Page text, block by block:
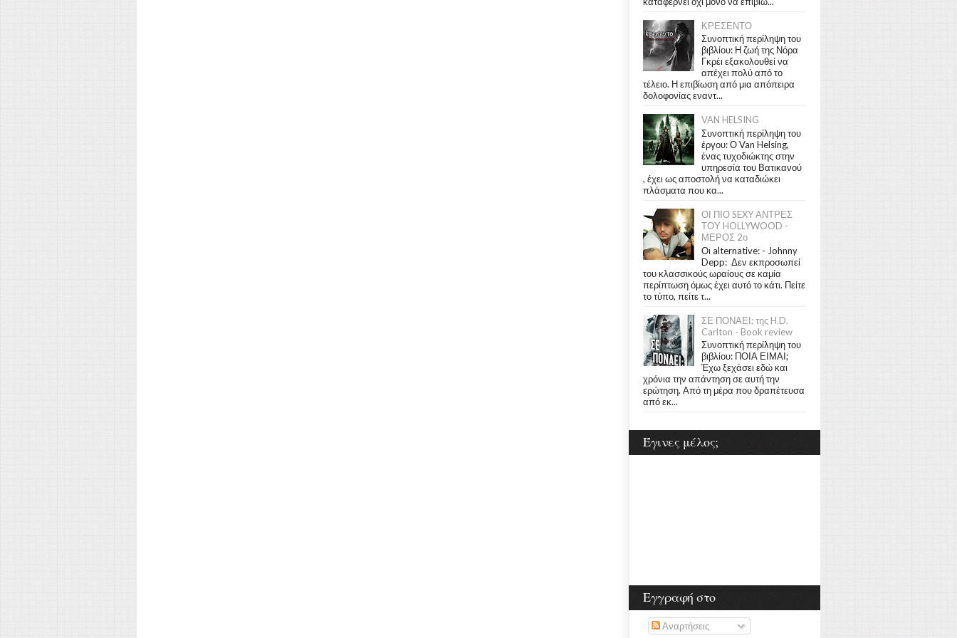
ΚΡΕΣΕΝΤΟ
Συνοπτική περίληψη του
βιβλίου: Η ζωή της Νόρα
Γκρέι εξακολουθεί να
απέχει πολύ από το
τέλειο. Η επιβίωση από μια απόπειρα
δολοφονίας εναντ...
VAN HELSING
Συνοπτική περίληψη του
έργου: Ο Van Helsing,
ένας τυχοδιώκτης στην
υπηρεσία του Βατικανού
, έχει ως αποστολή να καταδιώκει
πλάσματα που κα...
ΟΙ ΠΙΟ SEXY ΑΝΤΡΕΣ
ΤΟΥ HOLLYWOOD -
ΜΕΡΟΣ 2ο
Οι alternative: - Johnny
Depp: Δεν εκπροσωπεί
του κλασσικούς ωραίους σε καμία
περίπτωση όμως έχει αυτό το κάτι. Πείτε
το τύπο, πείτε τ...
ΣΕ ΠΟΝΑΕΙ; της H.D.
Carlton - Book review
Συνοπτική περίληψη του
βιβλίου: ΠΟΙΑ ΕΙΜΑΙ;
Έχω ξεχάσει εδώ και
χρόνια την απάντηση σε αυτή την
ερώτηση. Από τη μέρα που δραπέτευσα
από εκ...
Έγινες μέλος;
Εγγραφή στο
Αναρτήσεις